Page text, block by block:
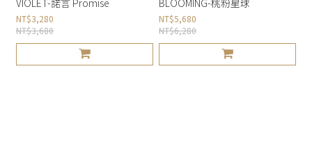
NT$3,280
NT$3,680
NT$5,680
NT$6,280